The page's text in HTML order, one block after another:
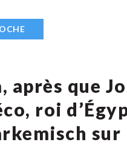
après que
roi
sur